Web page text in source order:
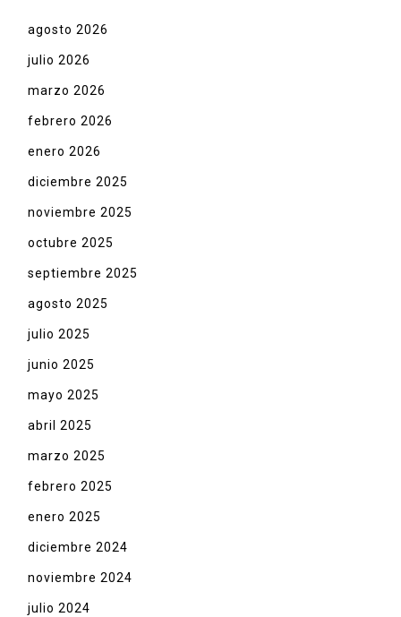
agosto 2026
julio 2026
marzo 2026
febrero 2026
enero 2026
diciembre 2025
noviembre 2025
octubre 2025
septiembre 2025
agosto 2025
julio 2025
junio 2025
mayo 2025
abril 2025
marzo 2025
febrero 2025
enero 2025
diciembre 2024
noviembre 2024
julio 2024